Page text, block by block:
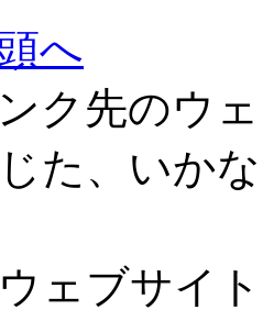
へ
ク先のウ
た、いか
ェブサイ